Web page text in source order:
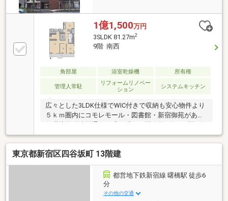
1億1,500万円
3SLDK 81.27m2
9階 南西
角部屋 浴室乾燥機 所有権
管理人常駐
リフォームリノベー
ション
システムキッチン
広々とした3LDK仕様でWIC付きで収納も安心物件より
５ｋｍ圏内にコモレモール・図書館・新宿御苑があり
線利用可能
東京都新宿区四谷坂町 13階建
都営地下鉄新宿線 曙橋駅 徒歩6
分
その他の交通